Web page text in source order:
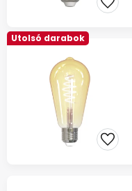
Utolsó darabok